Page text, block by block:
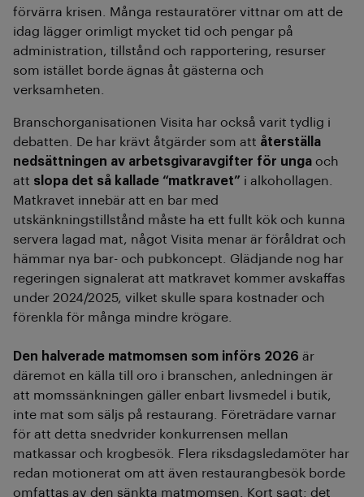
förvärra krisen. Många restauratörer vittnar om att de
idag lägger orimligt mycket tid och pengar på
administration, tillstånd och rapportering, resurser
som istället borde ägnas åt gästerna och
verksamheten.
Branschorganisationen Visita har också varit tydlig i
debatten. De har krävt åtgärder som att återställa
nedsättningen av arbetsgivaravgifter för unga och
att slopa det så kallade “matkravet” i alkohollagen.
Matkravet innebär att en bar med
utskänkningstillstånd måste ha ett fullt kök och kunna
servera lagad mat, något Visita menar är föråldrat och
hämmar nya bar- och pubkoncept. Glädjande nog har
regeringen signalerat att matkravet kommer avskaffas
under 2024/2025, vilket skulle spara kostnader och
förenkla för många mindre krögare.
Den halverade matmomsen som införs 2026 är
däremot en källa till oro i branschen, anledningen är
att momssänkningen gäller enbart livsmedel i butik,
inte mat som säljs på restaurang. Företrädare varnar
för att detta snedvrider konkurrensen mellan
matkassar och krogbesök. Flera riksdagsledamöter har
redan motionerat om att även restaurangbesök borde
omfattas av den sänkta matmomsen. Kort sagt: det